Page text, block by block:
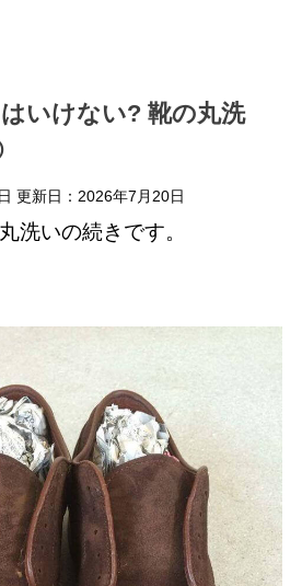
いけない? 靴の丸洗
更新日： 2026年7月20日
洗いの続きです。